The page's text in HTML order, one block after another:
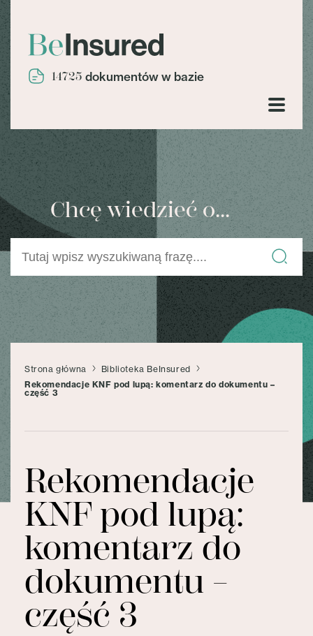
14725 dokumentów w bazie
Chcę wiedzieć o...
Strona główna
Biblioteka BeInsured
Rekomendacje KNF pod lupą: komentarz do dokumentu –
część 3
Rekomendacje
KNF pod lupą:
komentarz do
dokumentu –
część 3